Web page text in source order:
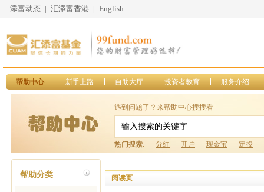
添富动态 | 汇添富香港 | English
帮助中心 新手上路 自助大厅 投资者教育 服务介绍
遇到问题了？来帮助中心搜搜看
热门搜索: 分红 开户 现金宝 定投
帮助分类 阅读页